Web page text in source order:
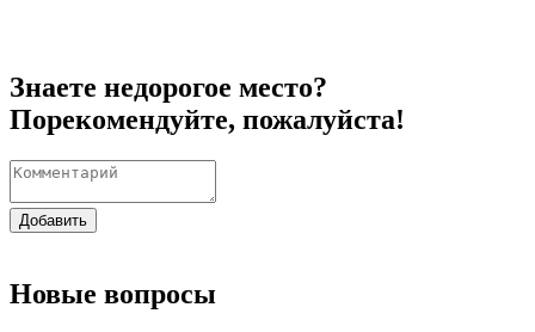
Знаете недорогое место?
Порекомендуйте, пожалуйста!
Добавить
Новые вопросы